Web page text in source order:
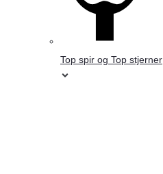
Top spir og Top stjerner